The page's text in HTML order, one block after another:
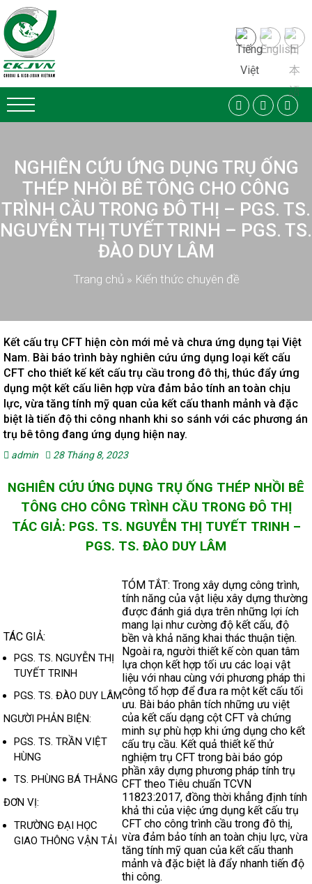
NGHIÊN CỨU ỨNG DỤNG TRỤ ỐNG
THÉP NHỒI BÊ TÔNG CHO CÔNG
TRÌNH CẦU TRONG ĐÔ THỊ – PGS. TS.
NGUYỄN THỊ TUYẾT TRINH – PGS. TS.
ĐÀO DUY LÂM
Trang chủ » Kiến thức chuyên đề
Kết cấu trụ CFT hiện còn mới mẻ và chưa ứng dụng tại Việt
Nam. Bài báo trình bày nghiên cứu ứng dụng loại kết cấu
CFT cho thiết kế kết cấu trụ cầu trong đô thị, thúc đẩy ứng
dụng một kết cấu liên hợp vừa đảm bảo tính an toàn chịu
lực, vừa tăng tính mỹ quan của kết cấu thanh mảnh và đặc
biệt là tiến độ thi công nhanh khi so sánh với các phương án
trụ bê tông đang ứng dụng hiện nay.
admin 28 Tháng 8, 2023
NGHIÊN CỨU ỨNG DỤNG TRỤ ỐNG THÉP NHỒI BÊ
TÔNG CHO CÔNG TRÌNH CẦU TRONG ĐÔ THỊ
TÁC GIẢ: PGS. TS. NGUYỄN THỊ TUYẾT TRINH –
PGS. TS. ĐÀO DUY LÂM
TÁC GIẢ:
PGS. TS. NGUYỄN THỊ
TUYẾT TRINH
PGS. TS. ĐÀO DUY LÂM
NGƯỜI PHẢN BIỆN:
PGS. TS. TRẦN VIỆT
HÙNG
TS. PHÙNG BÁ THẮNG
ĐƠN VỊ:
TRƯỜNG ĐẠI HỌC
GIAO THÔNG VẬN TẢI
TÓM TẮT: Trong xây dựng công trình,
tính năng của vật liệu xây dựng thường
được đánh giá dựa trên những lợi ích
mang lại như cường độ kết cấu, độ
bền và khả năng khai thác thuận tiện.
Ngoài ra, người thiết kế còn quan tâm
lựa chọn kết hợp tối ưu các loại vật
liệu với nhau cùng với phương pháp thi
công tổ hợp để đưa ra một kết cấu tối
ưu. Bài báo phân tích những ưu việt
của kết cấu dạng cột CFT và chứng
minh sự phù hợp khi ứng dụng cho kết
cấu trụ cầu. Kết quả thiết kế thử
nghiệm trụ CFT trong bài báo góp
phần xây dựng phương pháp tính trụ
CFT theo Tiêu chuẩn TCVN
11823:2017, đồng thời khẳng định tính
khả thi của việc ứng dụng kết cấu trụ
CFT cho công trình cầu trong đô thị,
vừa đảm bảo tính an toàn chịu lực, vừa
tăng tính mỹ quan của kết cấu thanh
mảnh và đặc biệt là đẩy nhanh tiến độ
thi công.